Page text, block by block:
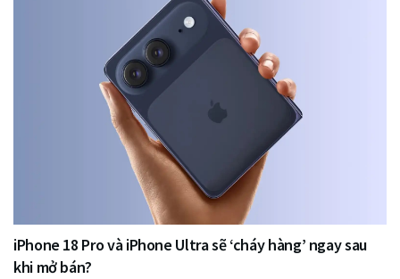
iPhone 18 Pro và iPhone Ultra sẽ ‘cháy hàng’ ngay sau
khi mở bán?